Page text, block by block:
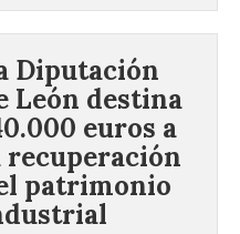
Diputación
León destina
euros a
recuperación
patrimonio